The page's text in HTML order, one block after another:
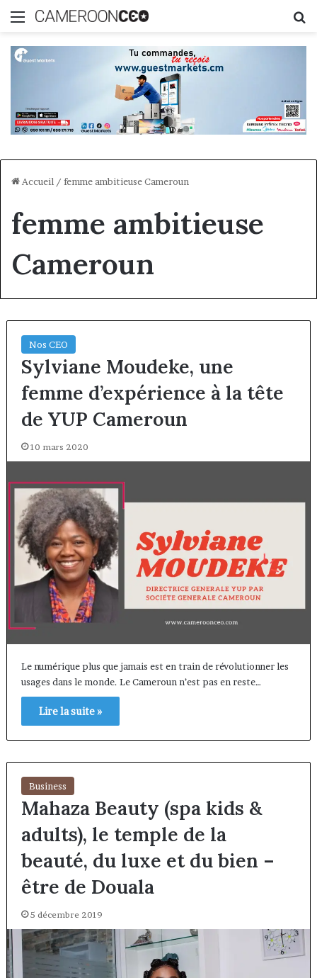
Menu
Accueil / femme ambitieuse Cameroun
femme ambitieuse
Cameroun
Nos CEO
Sylviane Moudeke, une
femme d’expérience à la tête
de YUP Cameroun
10 mars 2020
Le numérique plus que jamais est en train de révolutionner les
usages dans le monde. Le Cameroun n’est pas en reste…
Lire la suite »
Business
Mahaza Beauty (spa kids &
adults), le temple de la
beauté, du luxe et du bien –
être de Douala
5 décembre 2019